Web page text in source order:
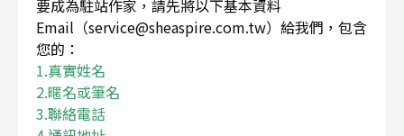
要成為駐站作家，請先將以下基本資料
Email（service@sheaspire.com.tw）給我們，包含
您的：
1.真實姓名
2.暱名或筆名
3.聯絡電話